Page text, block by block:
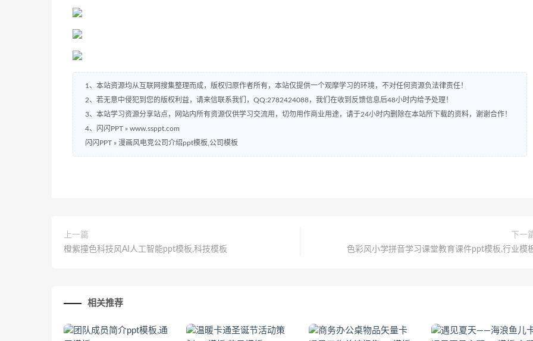
1、本站资源均从互联网搜集整理而成，版权归原作者所有，本站仅提供一个观摩学习的环境，不对任何资源负法律责任！
2、若无意中侵犯到您的版权利益，请来信联系我们，QQ:2782424088，我们在收到反馈信息后48小时内给予处理！
3、本站学习资源分享站点，网站内所有资源仅供学习交流用，切勿用作商业用途，请于24小时内删除在本站所下载的资料，谢谢合作！
4、闪闪PPT » www.ssppt.com
闪闪PPT » 漫画风电竞公司介绍ppt模板,公司模板
上一篇
橙紫撞色科技风AI人工智能ppt模板,科技模板
下一
色彩风小学拼音学习课堂教育课件ppt模板,行业模
相关推荐